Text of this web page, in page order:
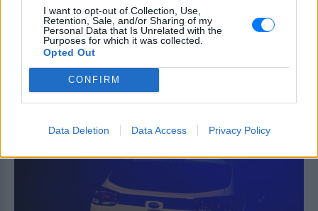
I want to opt-out of Collection, Use,
Retention, Sale, and/or Sharing of my
Personal Data that Is Unrelated with the
Purposes for which it was collected.
Opted Out
CONFIRM
Data Deletion Data Access Privacy Policy
διατηρούσε ο 55χρονος γιος του, ο
οποίος την είχε κλειδωμένη για χρόνια.
Παναγία Σουμελά: Τουρκικός
Μέκκα – Σφοδρή αντεπίθεση
από απόστρατο
ΣΉΜΕΡΑ
Έντονες επικρίσεις από γνωστό Τούρκο
απόστρατο αξιωματικό